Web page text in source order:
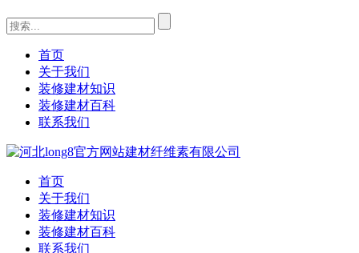
首页
关于我们
装修建材知识
装修建材百科
联系我们
首页
关于我们
装修建材知识
装修建材百科
联系我们